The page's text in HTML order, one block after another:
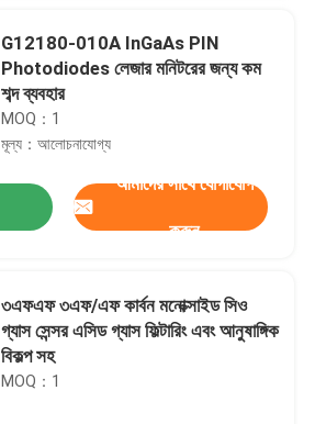
G12180-010A InGaAs PIN
Photodiodes লেজার মনিটরের জন্য কম
শব্দ ব্যবহার
MOQ：1
মূল্য：আলোচনাযোগ্য
আমাদের সাথে যোগাযোগ
করুন
৩এফএফ ৩এফ/এফ কার্বন মনোক্সাইড সিও
গ্যাস সেন্সর এসিড গ্যাস ফিল্টারিং এবং আনুষাঙ্গিক
বিকল্প সহ
MOQ：1